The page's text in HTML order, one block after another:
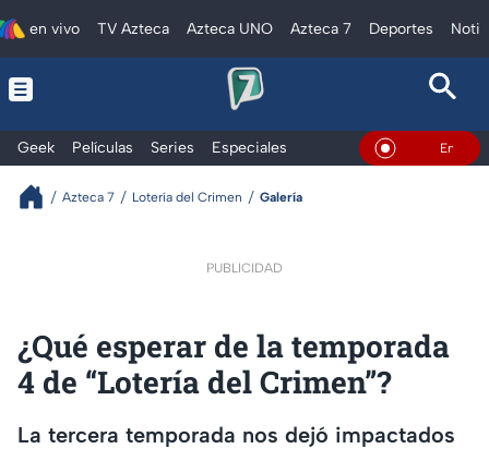
en vivo TV Azteca Azteca UNO Azteca 7 Deportes
Geek Películas Series Especiales En Vivo
Azteca 7 Lotería del Crimen Galería
PUBLICIDAD
¿Qué esperar de la temporada
4 de “Lotería del Crimen”?
La tercera temporada nos dejó impactados